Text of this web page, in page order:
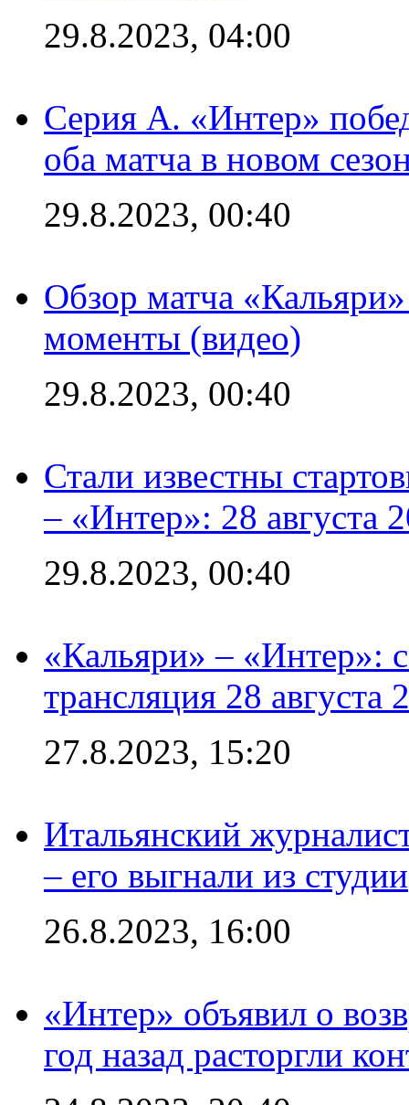
29.8.2023, 04:00
Серия А. «Интер»
оба матча в новом
29.8.2023, 00:40
Обзор матча
моменты (видео)
29.8.2023, 00:40
Стали известны
– «Интер»: 28 августа
29.8.2023, 00:40
«Кальяри» – «Интер»:
трансляция 28 августа
27.8.2023, 15:20
Итальянский
– его выгнали из студии
26.8.2023, 16:00
«Интер» объявил о
год назад расторгли